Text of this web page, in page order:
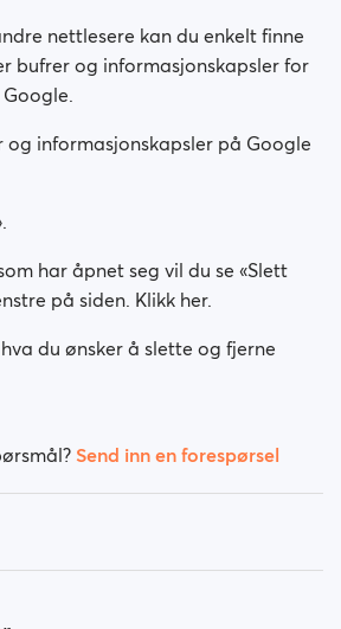
nettlesere kan du enkelt finne
bufrer og informasjonskapsler for
og informasjonskapsler på Google
har åpnet seg vil du se «Slett
på siden. Klikk her.
du ønsker å slette og fjerne
Send inn en forespørsel